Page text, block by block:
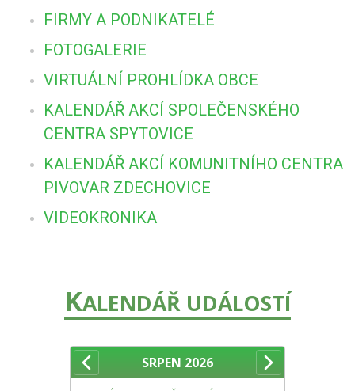
FIRMY A PODNIKATELÉ
FOTOGALERIE
VIRTUÁLNÍ PROHLÍDKA OBCE
KALENDÁŘ AKCÍ SPOLEČENSKÉHO
CENTRA SPYTOVICE
KALENDÁŘ AKCÍ KOMUNITNÍHO CENTRA
PIVOVAR ZDECHOVICE
VIDEOKRONIKA
KALENDÁŘ UDÁLOSTÍ
SRPEN 2026